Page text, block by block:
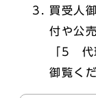
買受人
付や公
「5 代
御覧く